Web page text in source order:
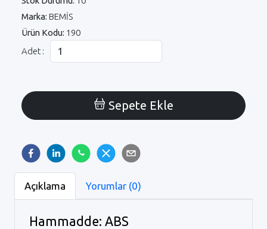
Marka: BEMİS
Ürün Kodu: 190
Adet :
Sepete Ekle
Açıklama Yorumlar (0)
Hammadde: ABS